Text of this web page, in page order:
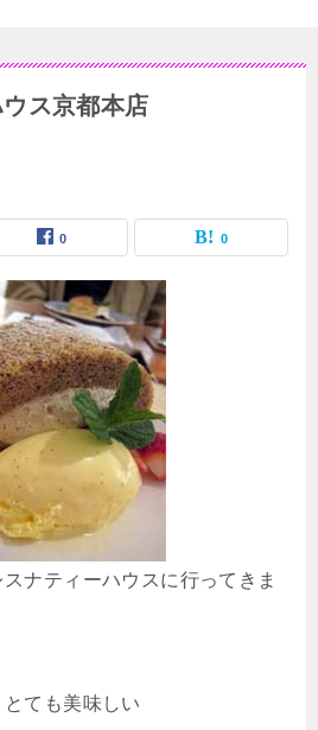
ス京都本店
0 0
ナティーハウスに行ってきま
ても美味しい